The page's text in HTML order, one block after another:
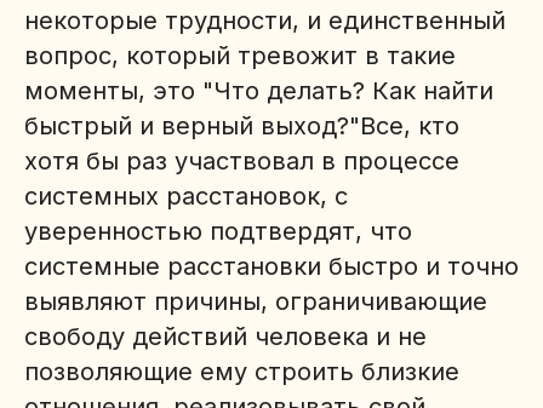
некоторые трудности, и единственный
вопрос, который тревожит в такие
моменты, это "Что делать? Как найти
быстрый и верный выход?"Все, кто
хотя бы раз участвовал в процессе
системных расстановок, с
уверенностью подтвердят, что
системные расстановки быстро и точно
выявляют причины, ограничивающие
свободу действий человека и не
позволяющие ему строить близкие